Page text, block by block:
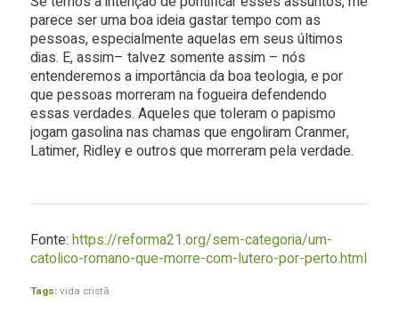
parece ser uma boa ideia gastar tempo com as
pessoas, especialmente aquelas em seus últimos
dias. E, assim– talvez somente assim – nós
entenderemos a importância da boa teologia, e por
que pessoas morreram na fogueira defendendo
essas verdades. Aqueles que toleram o papismo
jogam gasolina nas chamas que engoliram Cranmer,
Latimer, Ridley e outros que morreram pela verdade.
Fonte: https://reforma21.org/sem-categoria/um-
catolico-romano-que-morre-com-lutero-por-perto.html
Tags: vida cristã